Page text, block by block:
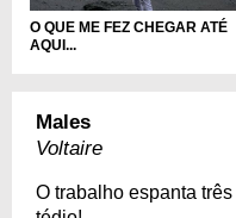
O QUE ME FEZ CHEGAR ATÉ
AQUI...
Males
Voltaire
O trabalho espanta